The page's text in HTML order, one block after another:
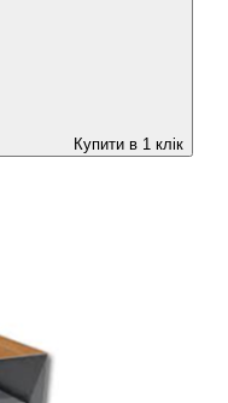
Купити в 1 клік